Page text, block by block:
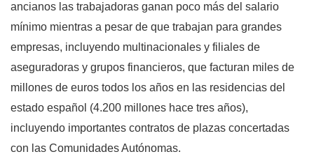
ancianos las trabajadoras ganan poco más del salario
mínimo mientras a pesar de que trabajan para grandes
empresas, incluyendo multinacionales y filiales de
aseguradoras y grupos financieros, que facturan miles de
millones de euros todos los años en las residencias del
estado español (4.200 millones hace tres años),
incluyendo importantes contratos de plazas concertadas
con las Comunidades Autónomas.